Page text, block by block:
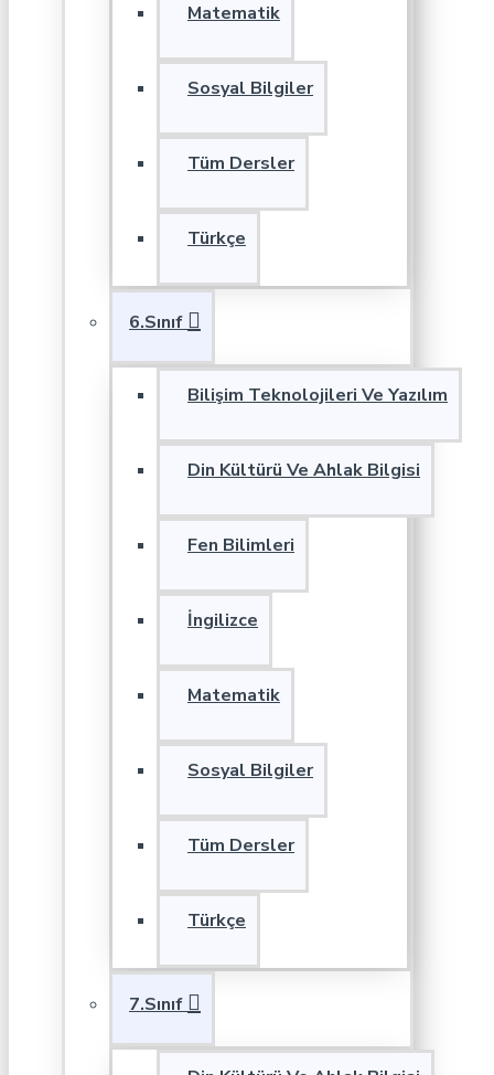
Matematik
Sosyal Bilgiler
Tüm Dersler
Türkçe
6.Sınıf
Bilişim Teknolojileri Ve Yazılım
Din Kültürü Ve Ahlak Bilgisi
Fen Bilimleri
İngilizce
Matematik
Sosyal Bilgiler
Tüm Dersler
Türkçe
7.Sınıf